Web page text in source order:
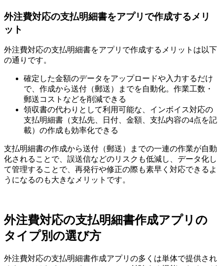
外注費対応の支払明細書をアプリで作成するメリ
ット
外注費対応の支払明細書をアプリで作成するメリットは以下
の通りです。
確定した金額のデータをアップロードや入力するだけ
で、作成から送付（郵送）までを自動化。作業工数・
郵送コストなどを削減できる
領収書の代わりとして利用可能な、インボイス対応の
支払明細書（支払先、日付、金額、支払内容の4点を記
載）の作成も効率化できる
支払明細書の作成から送付（郵送）までの一連の作業が自動
化されることで、誤送信などのリスクも低減し、データ化し
て管理することで、再発行や修正の際も素早く対応できるよ
うになるのも大きなメリットです。
外注費対応の支払明細書作成アプリの
タイプ別の選び方
外注費対応の支払明細書作成アプリの多くは単体で提供され